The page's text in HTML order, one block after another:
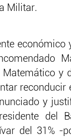
Militar.
y
reconducir
y
del
del 31% -